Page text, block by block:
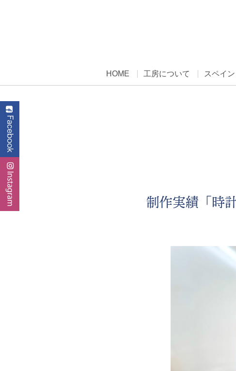
HOME 工房について スペイ
制作実績「時